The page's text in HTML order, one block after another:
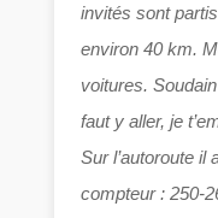
invités sont
environ 40 km.
voitures.
faut y aller, je
Sur l’autoroute il
compteur : 250-